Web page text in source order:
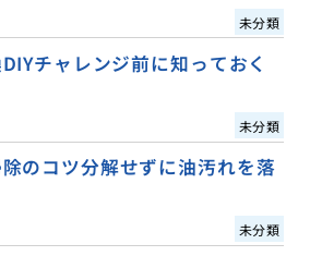
未分類
チャレンジ前に知っておく
未分類
のコツ分解せずに油汚れを落
未分類